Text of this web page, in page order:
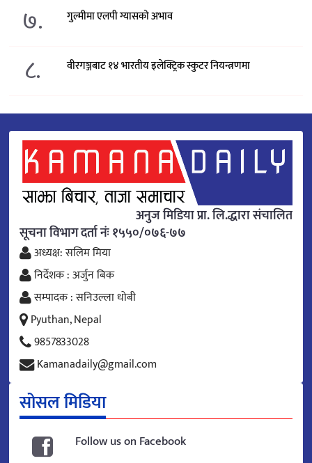
७. गुल्मीमा एलपी ग्यासको अभाव
८. वीरगञ्जबाट १४ भारतीय इलेक्ट्रिक स्कुटर नियन्त्रणमा
अनुज मिडिया प्रा. लि.द्धारा संचालित
सूचना विभाग दर्ता नंः १५५०/०७६-७७
अध्यक्ष: सलिम मिया
निर्देशक : अर्जुन बिक
सम्पादक : सनिउल्ला धोबी
Pyuthan, Nepal
9857833028
Kamanadaily@gmail.com
सोसल मिडिया
Follow us on Facebook